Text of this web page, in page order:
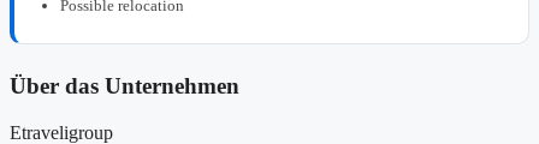
Possible relocation
Über das Unternehmen
Etraveligroup